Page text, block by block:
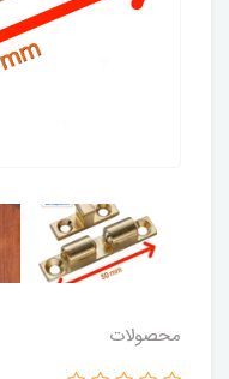
محصولات